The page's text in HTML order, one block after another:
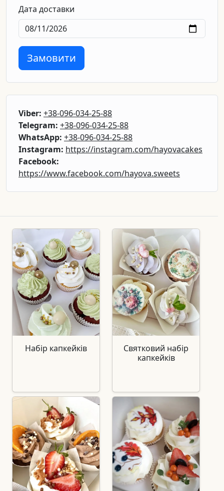
Дата доставки
Замовити
Viber: +38-096-034-25-88
Telegram: +38-096-034-25-88
WhatsApp: +38-096-034-25-88
Instagram: https://instagram.com/hayovacakes
Facebook:
https://www.facebook.com/hayova.sweets
Набір капкейків
Святковий набір
капкейків